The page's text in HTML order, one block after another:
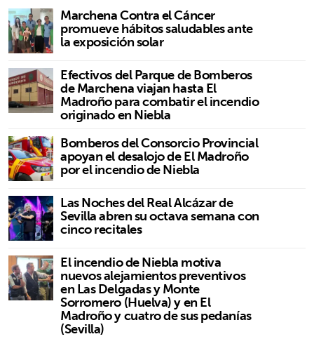
Marchena Contra el Cáncer
promueve hábitos saludables ante
la exposición solar
Efectivos del Parque de Bomberos
de Marchena viajan hasta El
Madroño para combatir el incendio
originado en Niebla
Bomberos del Consorcio Provincial
apoyan el desalojo de El Madroño
por el incendio de Niebla
Las Noches del Real Alcázar de
Sevilla abren su octava semana con
cinco recitales
El incendio de Niebla motiva
nuevos alejamientos preventivos
en Las Delgadas y Monte
Sorromero (Huelva) y en El
Madroño y cuatro de sus pedanías
(Sevilla)